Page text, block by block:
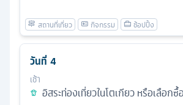
วันที่ 4
เช้า
อิสระท่องเที่ยวในโตเกียว หรือเลือกซื้